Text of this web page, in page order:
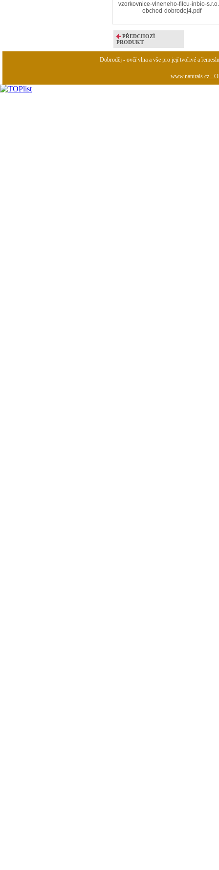
vzorkovnice-vlneneho-filcu-inbio-
obchod-dobrodej4.pdf
PŘEDCHOZÍ
PRODUKT
Dobroděj - ovčí vlna a vše pro její tvořivé a
www.naturals.cz -